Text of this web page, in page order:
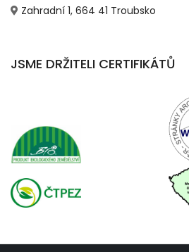
Zahradní 1, 664 41 Troubsko
JSME DRŽITELI CERTIFIKÁTŮ